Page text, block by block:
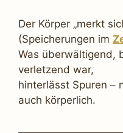
Der Körper „merkt
(Speicherungen im
Was überwältigend,
verletzend war,
hinterlässt Spuren –
auch körperlich.